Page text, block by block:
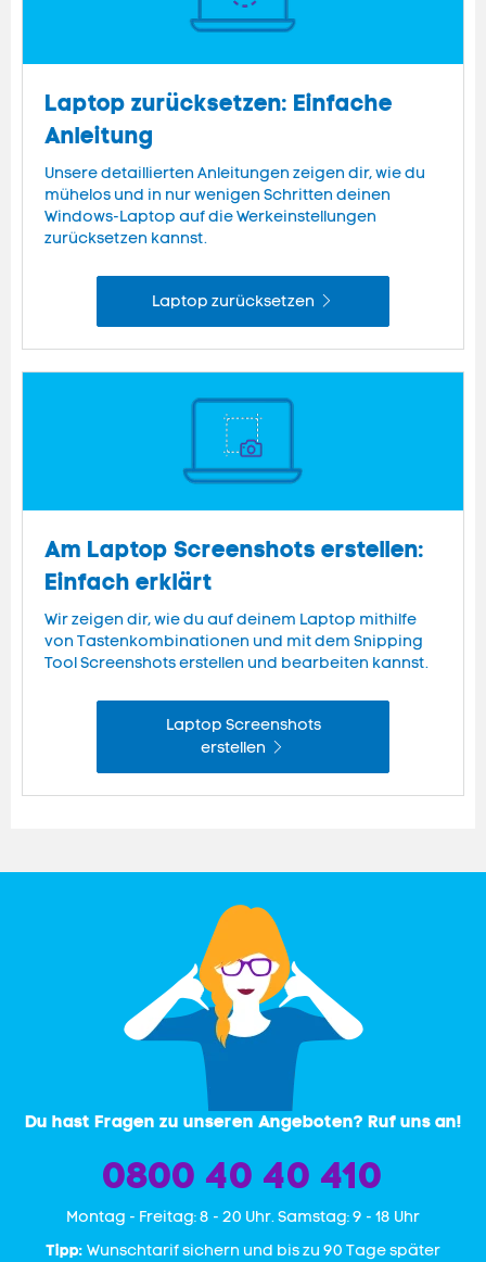
Laptop zurücksetzen: Einfache
Anleitung
Unsere detaillierten Anleitungen zeigen dir, wie du
mühelos und in nur wenigen Schritten deinen
Windows-Laptop auf die Werkeinstellungen
zurücksetzen kannst.
Laptop zurücksetzen
Am Laptop Screenshots erstellen:
Einfach erklärt
Wir zeigen dir, wie du auf deinem Laptop mithilfe
von Tastenkombinationen und mit dem Snipping
Tool Screenshots erstellen und bearbeiten kannst.
Laptop Screenshots
erstellen
Du hast Fragen zu unseren Angeboten? Ruf uns an!
0800 40 40 410
Mon­tag - Freitag: 8 - 20 Uhr. Samstag: 9 - 18 Uhr
Tipp: Wunschtarif sichern und bis zu 90 Tage später